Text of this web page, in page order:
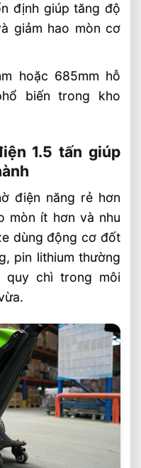
định giúp tăng độ
giảm hao mòn cơ
hoặc 685mm hỗ
biến trong kho
1.5 tấn giúp
điện năng rẻ hơn
mòn ít hơn và nhu
dùng động cơ đốt
pin lithium thường
chì trong môi